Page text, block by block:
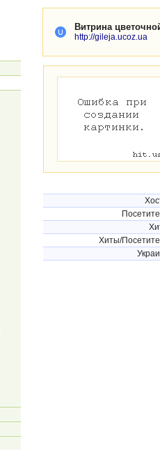
Витрина
http://gileja.ucoz.ua
Хиты/